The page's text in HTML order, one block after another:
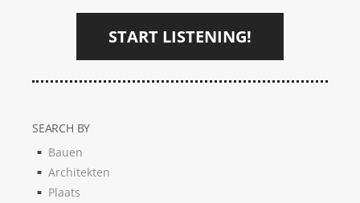
START LISTENING!
SEARCH BY
Bauen
Architekten
Plaats